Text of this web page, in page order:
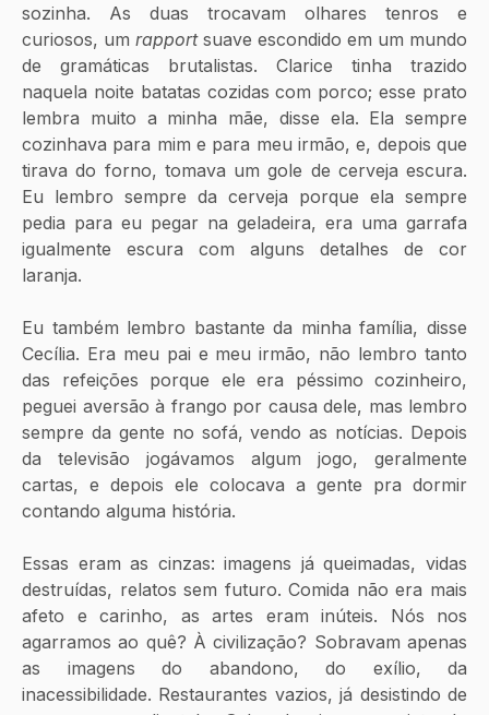
sozinha. As duas trocavam olhares tenros e
curiosos, um rapport suave escondido em um mundo
de gramáticas brutalistas. Clarice tinha trazido
naquela noite batatas cozidas com porco; esse prato
lembra muito a minha mãe, disse ela. Ela sempre
cozinhava para mim e para meu irmão, e, depois que
tirava do forno, tomava um gole de cerveja escura.
Eu lembro sempre da cerveja porque ela sempre
pedia para eu pegar na geladeira, era uma garrafa
igualmente escura com alguns detalhes de cor
laranja.
Eu também lembro bastante da minha família, disse
Cecília. Era meu pai e meu irmão, não lembro tanto
das refeições porque ele era péssimo cozinheiro,
peguei aversão à frango por causa dele, mas lembro
sempre da gente no sofá, vendo as notícias. Depois
da televisão jogávamos algum jogo, geralmente
cartas, e depois ele colocava a gente pra dormir
contando alguma história.
Essas eram as cinzas: imagens já queimadas, vidas
destruídas, relatos sem futuro. Comida não era mais
afeto e carinho, as artes eram inúteis. Nós nos
agarramos ao quê? À civilização? Sobravam apenas
as imagens do abandono, do exílio, da
inacessibilidade. Restaurantes vazios, já desistindo de